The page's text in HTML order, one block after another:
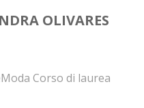
OLIVARES
Corso di laurea